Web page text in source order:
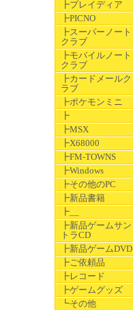
┣プレイディア
┣PICNO
┣スーパーノート
クラブ
┣モバイルノート
クラブ
┣カードメールク
ラブ
┣ポケモンミニ
┣
┣MSX
┣X68000
┣FM-TOWNS
┣Windows
┣その他のPC
┣新品書籍
┣__
┣新品ゲームサン
トラCD
┣新品ゲームDVD
┣ご依頼品
┣レコード
┣ゲームグッズ
┗その他